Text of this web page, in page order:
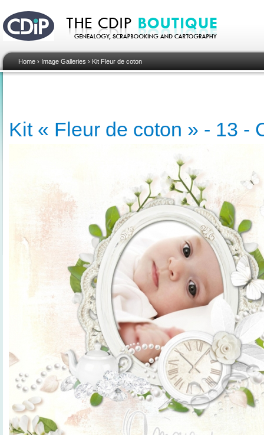
Home › Image Galleries › Kit Fleur de coton
Kit « Fleur de coton » - 13 -